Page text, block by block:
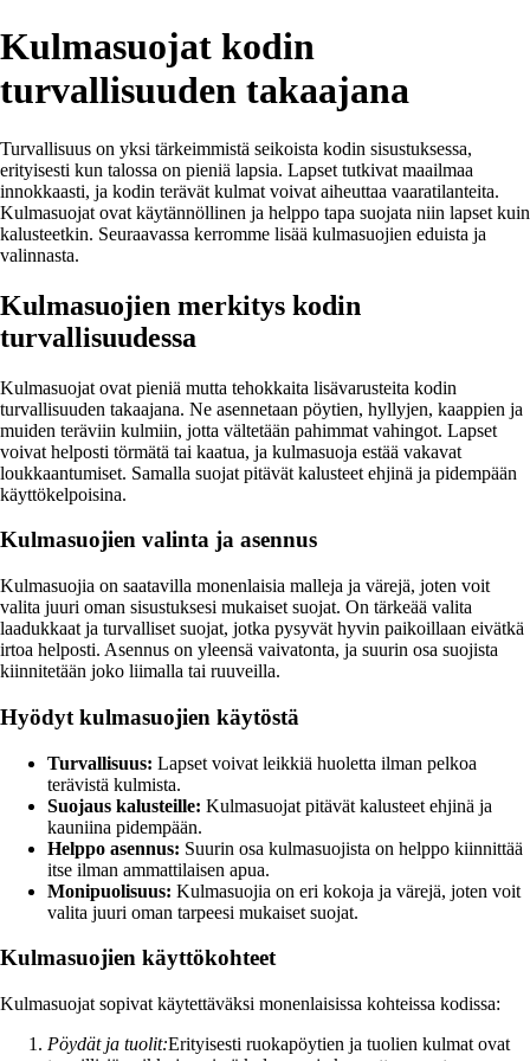
Kulmasuojat kodin
turvallisuuden takaajana
Turvallisuus on yksi tärkeimmistä seikoista kodin sisustuksessa,
erityisesti kun talossa on pieniä lapsia. Lapset tutkivat maailmaa
innokkaasti, ja kodin terävät kulmat voivat aiheuttaa vaaratilanteita.
Kulmasuojat ovat käytännöllinen ja helppo tapa suojata niin lapset kuin
kalusteetkin. Seuraavassa kerromme lisää kulmasuojien eduista ja
valinnasta.
Kulmasuojien merkitys kodin
turvallisuudessa
Kulmasuojat ovat pieniä mutta tehokkaita lisävarusteita kodin
turvallisuuden takaajana. Ne asennetaan pöytien, hyllyjen, kaappien ja
muiden teräviin kulmiin, jotta vältetään pahimmat vahingot. Lapset
voivat helposti törmätä tai kaatua, ja kulmasuoja estää vakavat
loukkaantumiset. Samalla suojat pitävät kalusteet ehjinä ja pidempään
käyttökelpoisina.
Kulmasuojien valinta ja asennus
Kulmasuojia on saatavilla monenlaisia malleja ja värejä, joten voit
valita juuri oman sisustuksesi mukaiset suojat. On tärkeää valita
laadukkaat ja turvalliset suojat, jotka pysyvät hyvin paikoillaan eivätkä
irtoa helposti. Asennus on yleensä vaivatonta, ja suurin osa suojista
kiinnitetään joko liimalla tai ruuveilla.
Hyödyt kulmasuojien käytöstä
Turvallisuus: Lapset voivat leikkiä huoletta ilman pelkoa
terävistä kulmista.
Suojaus kalusteille: Kulmasuojat pitävät kalusteet ehjinä ja
kauniina pidempään.
Helppo asennus: Suurin osa kulmasuojista on helppo kiinnittää
itse ilman ammattilaisen apua.
Monipuolisuus: Kulmasuojia on eri kokoja ja värejä, joten voit
valita juuri oman tarpeesi mukaiset suojat.
Kulmasuojien käyttökohteet
Kulmasuojat sopivat käytettäväksi monenlaisissa kohteissa kodissa:
Pöydät ja tuolit:Erityisesti ruokapöytien ja tuolien kulmat ovat